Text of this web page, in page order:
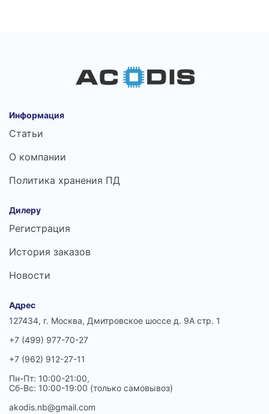
Информация
Статьи
О компании
Политика хранения ПД
Дилеру
Регистрация
История заказов
Новости
Адрес
127434, г. Москва, Дмитровское шоссе д. 9А стр. 1
+7 (499) 977-70-27
+7 (962) 912-27-11
Пн-Пт: 10:00-21:00,
Сб-Вс: 10:00-19:00 (только самовывоз)
akodis.nb@gmail.com